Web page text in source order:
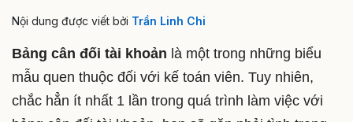
Nội dung được viết bởi Trần Linh Chi
Bảng cân đối tài khoản là một trong những biểu
mẫu quen thuộc đối với kế toán viên. Tuy nhiên,
chắc hẳn ít nhất 1 lần trong quá trình làm việc với